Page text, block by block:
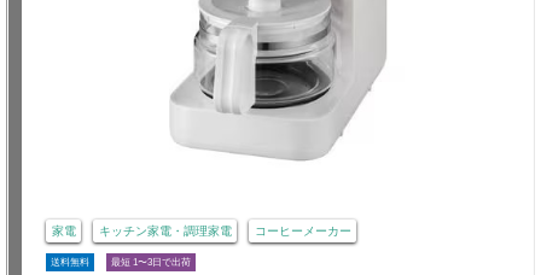
家電 キッチン家電・調理家電 コーヒーメーカー
送料無料 最短 1〜3日で出荷